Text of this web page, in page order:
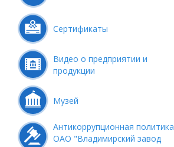
Сертификаты
Видео о предприятии и
продукции
Музей
Антикоррупционная политика
ОАО "Владимирский завод